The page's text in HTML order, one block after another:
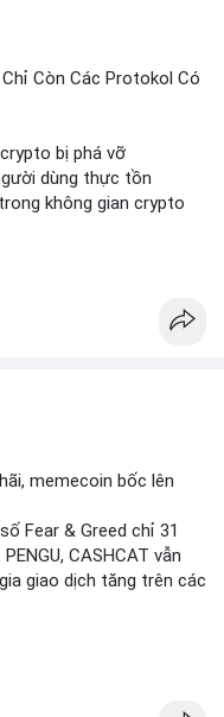
Còn Các Protokol Có
bị phá vỡ
dùng thực tồn
không gian crypto
memecoin bốc lên
Fear & Greed chỉ 31
CASHCAT vẫn
giao dịch tăng trên các
tìm kiếm Việt Nam